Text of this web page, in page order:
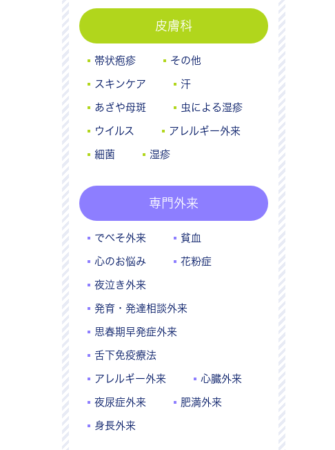
皮膚科
帯状疱疹 その他
スキンケア 汗
あざや母斑 虫による湿疹
ウイルス アレルギー外来
細菌 湿疹
専門外来
でべそ外来 貧血
心のお悩み 花粉症
夜泣き外来
発育・発達相談外来
思春期早発症外来
舌下免疫療法
アレルギー外来 心臓外来
夜尿症外来 肥満外来
身長外来